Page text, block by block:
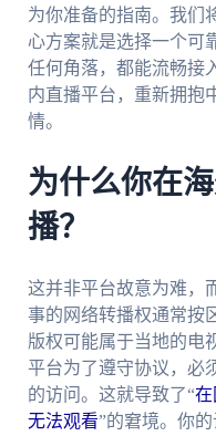
为你准备的指南。我们
心方案就是选择一个可
任何角落，都能流畅接
内直播平台，重新拥抱
情。
为什么你在
播？
这并非平台故意为难，
事的网络转播权通常按
版权可能属于当地的电
平台为了遵守协议，必
的访问。这就导致了“在
无法观看”的窘境。你